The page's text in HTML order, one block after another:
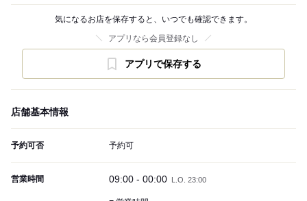
気になるお店を保存すると、いつでも確認できます。
アプリなら会員登録なし
アプリで保存する
店舗基本情報
予約可否 予約可
営業時間 09:00 - 00:00 L.O. 23:00